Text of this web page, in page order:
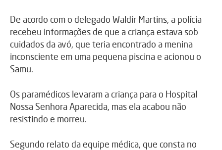
De acordo com o delegado Waldir Martins, a polícia
recebeu informações de que a criança estava sob
cuidados da avó, que teria encontrado a menina
inconsciente em uma pequena piscina e acionou o
Samu.
Os paramédicos levaram a criança para o Hospital
Nossa Senhora Aparecida, mas ela acabou não
resistindo e morreu.
Segundo relato da equipe médica, que consta no